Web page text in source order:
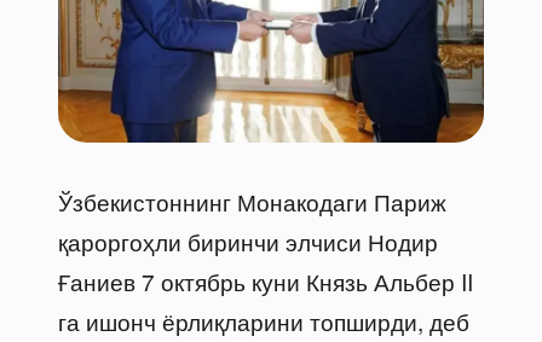
Ўзбекистоннинг Монакодаги Париж
қароргоҳли биринчи элчиси Нодир
Ғаниев 7 октябрь куни Князь Альбер II
га ишонч ёрлиқларини топширди, деб